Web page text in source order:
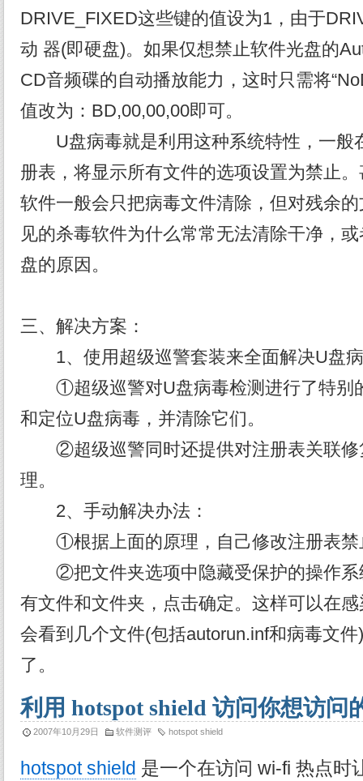
DRIVE_FIXED这些键的值设为1，由于
动 器(即硬盘)。如果仅想禁止软件光盘的
CD音频碟的自动播放能力，这时只需将
值改为：BD,00,00,00即可。
U盘病毒就是利用这种系统特性，一般
册表，将显示所有文件的选项设置为禁止
软件一般会只把病毒文件清除，但对残余
见的杀毒软件为什么常常无法清除干净，
盘的原因。
三、解决方案：
1、使用超级巡警套装来全面解决U盘病
①超级巡警对U盘病毒检测进行了特别
和定位U盘病毒，并清除它们。
②超级巡警同时还提供对注册表关联修
理。
2、手动解决办法：
①根据上面的原理，自己修改注册表禁
②把文件夹选项中隐藏受保护的操作系
有文件和文件夹，点击确定。这样可以在
会看到几个文件(包括autorun.inf和病毒文
了。
利用 hotspot shield 访问你想访问
2007年10月29日 软件测评 hotspot shield
hotspot shield 是一个在访问 wi-fi 热点时